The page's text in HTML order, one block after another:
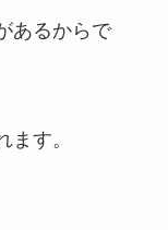
あるからで
す。